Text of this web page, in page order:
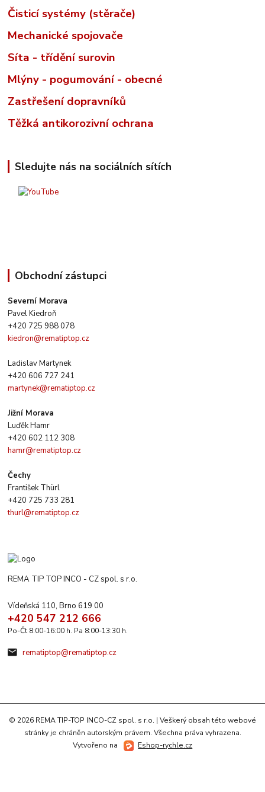
Čisticí systémy (stěrače)
Mechanické spojovače
Síta - třídění surovin
Mlýny - pogumování - obecné
Zastřešení dopravníků
Těžká antikorozivní ochrana
Sledujte nás na sociálních sítích
Obchodní zástupci
Severní Morava
Pavel Kiedroň
+420 725 988 078
kiedron@rematiptop.cz
Ladislav Martynek
+420 606 727 241
martynek@rematiptop.cz
Jižní Morava
Luďěk Hamr
+420 602 112 308
hamr@rematiptop.cz
Čechy
František Thürl
+420 725 733 281
thurl@rematiptop.cz
REMA TIP TOP INCO - CZ spol. s r.o.
Vídeňská 110, Brno 619 00
+420 547 212 666
Po-Čt 8:00-16:00 h. Pa 8:00-13:30 h.
rematiptop@rematiptop.cz
© 2026 REMA TIP-TOP INCO-CZ spol. s r.o. | Veškerý obsah této webové
stránky je chráněn autorským právem. Všechna práva vyhrazena.
Vytvořeno na
Eshop-rychle.cz